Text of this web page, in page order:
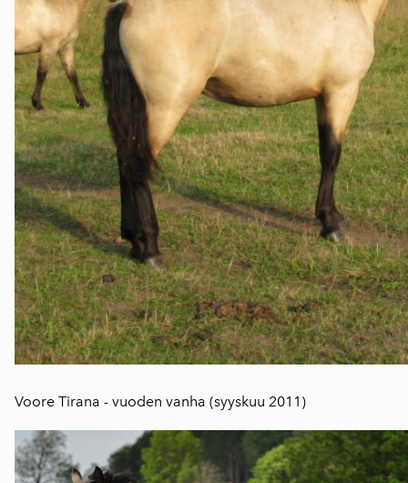
Voore Tirana - vuoden vanha (syyskuu 2011)